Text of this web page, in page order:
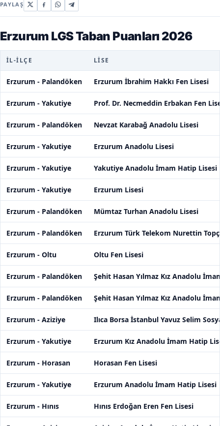
PAYLAŞ
Erzurum LGS Taban Puanları 2026
İL-İLÇE LISE
Erzurum - Palandöken Erzurum İbrahim Hakkı Fen Lisesi
Erzurum - Yakutiye Prof. Dr. Necmeddin Erbakan Fen
Erzurum - Palandöken Nevzat Karabağ Anadolu Lisesi
Erzurum - Yakutiye Erzurum Anadolu Lisesi
Erzurum - Yakutiye Yakutiye Anadolu İmam Hatip Lisesi
Erzurum - Yakutiye Erzurum Lisesi
Erzurum - Palandöken Mümtaz Turhan Anadolu Lisesi
Erzurum - Palandöken Erzurum Türk Telekom Nurettin
Erzurum - Oltu Oltu Fen Lisesi
Erzurum - Palandöken Şehit Hasan Yılmaz Kız Anadolu
Erzurum - Palandöken Şehit Hasan Yılmaz Kız Anadolu
Erzurum - Aziziye Ilıca Borsa İstanbul Yavuz Selim
Erzurum - Yakutiye Erzurum Kız Anadolu İmam Hatip
Erzurum - Horasan Horasan Fen Lisesi
Erzurum - Yakutiye Erzurum Anadolu İmam Hatip Lisesi
Erzurum - Hınıs Hınıs Erdoğan Eren Fen Lisesi